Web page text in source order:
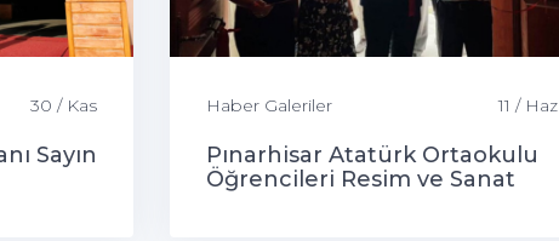
30 / Kas
Sayın
Haber Galeriler 11 / Haz
Pınarhisar Atatürk Ortaokulu
Öğrencileri Resim ve Sanat